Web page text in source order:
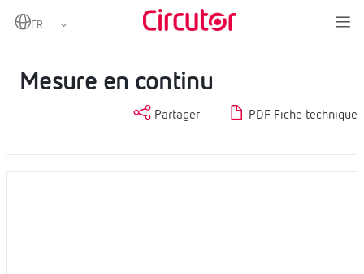
Home
Mesure et contrôle
Mesure en continu
Partager PDF Fiche technique